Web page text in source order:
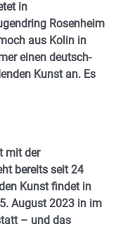
in
Rosenheim
aus Kolin in
einen deutsch-
Kunst an. Es
mit der
bereits seit 24
Kunst findet in
August 2023 in im
– und das